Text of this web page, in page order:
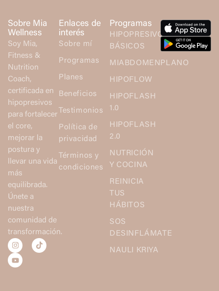
Sobre Mia
Wellness
Soy Mia,
Fitness &
Nutrition
Coach,
certificada en
hipopresivos
para fortalecer
el core,
mejorar la
postura y
llevar una vida
más
equilibrada.
Únete a
nuestra
comunidad de
transformación.
Enlaces de
interés
Sobre mí
Programas
Planes
Beneficios
Testimonios
Política de
privacidad
Términos y
condiciones
Programas
HIPOPRESIVOS
BÁSICOS
MIABDOMENPLANO
HIPOFLOW
HIPOFLASH
1.0
HIPOFLASH
2.0
NUTRICIÓN
Y COCINA
REINICIA
TUS
HÁBITOS
SOS
DESINFLÁMATE
NAULI KRIYA